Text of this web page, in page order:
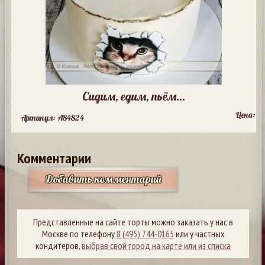
Сидим, едим, пьём...
Артикул: A84824 Цена:
Комментарии
Добавить комментарий
Представленные на сайте торты можно заказать у нас в
Москве по телефону8 (495) 744-0165 или у частных
кондитеров,выбрав свой город на карте или из списка